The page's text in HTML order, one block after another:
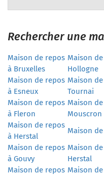
Rechercher une
Maison de repos
à Bruxelles
Maison
Hollogne
Maison de repos
à Esneux
Maison
Tournai
Maison de repos
à Fleron
Maison
Mouscron
Maison de repos
à Herstal
Maison
Maison de repos
à Gouvy
Maison
Herstal
Maison de repos Maison